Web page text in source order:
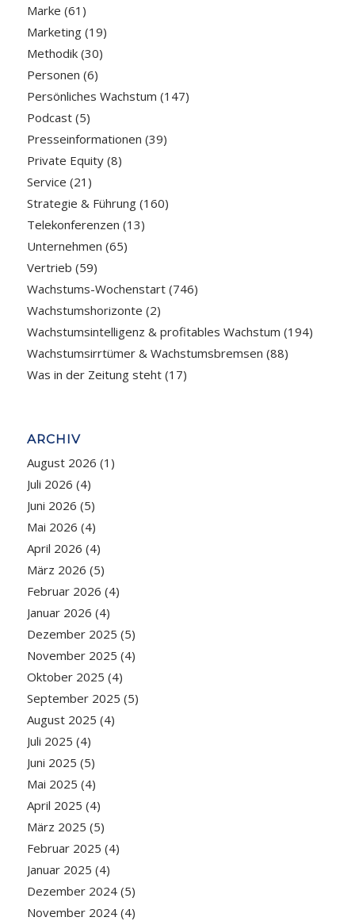
Marke (61)
Marketing(19)
Methodik(30)
Personen (6)
Persönliches Wachstum (147)
Podcast(5)
Presseinformationen (39)
Private Equity(8)
Service (21)
Strategie & Führung(160)
Telekonferenzen (13)
Unternehmen (65)
Vertrieb (59)
Wachstums-Wochenstart(746)
Wachstumshorizonte (2)
Wachstumsintelligenz & profitables Wachstum (194)
Wachstumsirrtümer & Wachstumsbremsen (88)
Was in der Zeitung steht(17)
ARCHIV
August 2026 (1)
Juli 2026 (4)
Juni 2026 (5)
Mai 2026 (4)
April 2026 (4)
März 2026 (5)
Februar 2026 (4)
Januar 2026 (4)
Dezember 2025 (5)
November 2025 (4)
Oktober 2025 (4)
September 2025 (5)
August 2025 (4)
Juli 2025 (4)
Juni 2025 (5)
Mai 2025 (4)
April 2025 (4)
März 2025 (5)
Februar 2025 (4)
Januar 2025 (4)
Dezember 2024(5)
November 2024(4)